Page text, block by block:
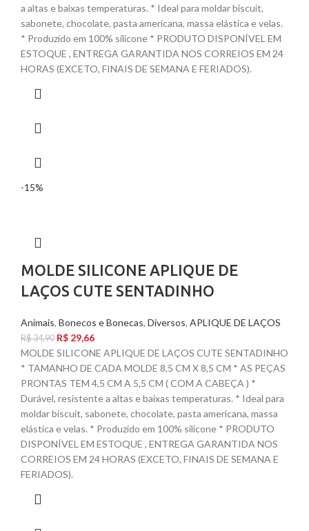
a altas e baixas temperaturas. * Ideal para moldar biscuit,
sabonete, chocolate, pasta americana, massa elástica e velas.
* Produzido em 100% silicone * PRODUTO DISPONÍVEL EM
ESTOQUE , ENTREGA GARANTIDA NOS CORREIOS EM 24
HORAS (EXCETO, FINAIS DE SEMANA E FERIADOS).
-15%
MOLDE SILICONE APLIQUE DE
LAÇOS CUTE SENTADINHO
Animais, Bonecos e Bonecas, Diversos, APLIQUE DE LAÇOS
R$34,90 R$ 29,66
MOLDE SILICONE APLIQUE DE LAÇOS CUTE SENTADINHO
* TAMANHO DE CADA MOLDE 8,5 CM X 8,5 CM * AS PEÇAS
PRONTAS TEM 4,5 CM A 5,5 CM ( COM A CABEÇA ) *
Durável, resistente a altas e baixas temperaturas. * Ideal para
moldar biscuit, sabonete, chocolate, pasta americana, massa
elástica e velas. * Produzido em 100% silicone * PRODUTO
DISPONÍVEL EM ESTOQUE , ENTREGA GARANTIDA NOS
CORREIOS EM 24 HORAS (EXCETO, FINAIS DE SEMANA E
FERIADOS).